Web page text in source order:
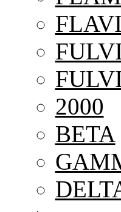
2000
BETA